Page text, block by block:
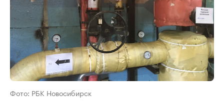
Фото: РБК Новосибирск